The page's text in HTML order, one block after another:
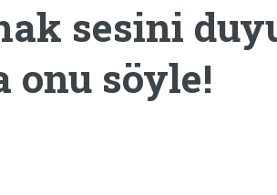
sesini
onu söyle!